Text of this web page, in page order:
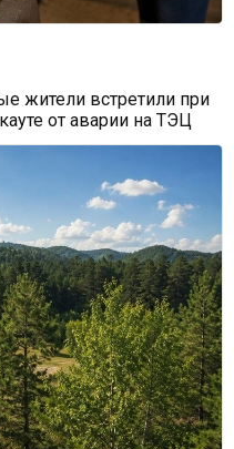
жители встретили при
от аварии на ТЭЦ